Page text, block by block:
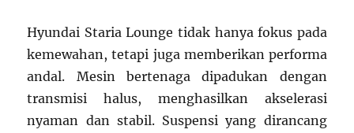
Hyundai Staria Lounge tidak hanya fokus pada
kemewahan, tetapi juga memberikan performa
andal. Mesin bertenaga dipadukan dengan
transmisi halus, menghasilkan akselerasi
nyaman dan stabil. Suspensi yang dirancang